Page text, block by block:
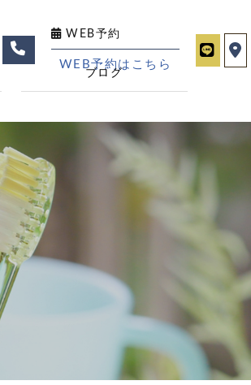
WEB予約
WEB予約はこちら
ブログ